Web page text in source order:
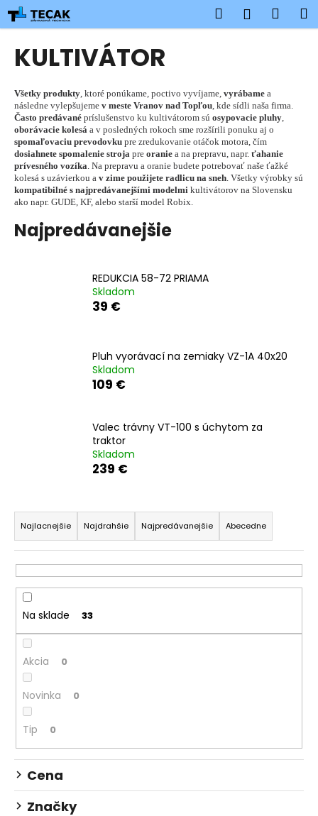
Prejsť
na
obsah
Hľadať
KULTIVÁTOR
Všetky produkty , ktoré ponúkame, poctivo vyvíjame, vyrábame a
následne vylepšujeme v meste Vranov nad Topľou , kde sídli naša firma.
Často predávané príslušenstvo ku kultivátorom sú osypovacie pluhy
oborávacie kolesá a v posledných rokoch sme rozšírili ponuku aj o
spomaľovaciu prevodovku pre zredukovanie otáčok motora, čím
dosiahnete spomalenie stroja pre oranie a na prepravu, napr. ťahanie
prívesného vozíka . Na prepravu a oranie budete potrebovať naše ťažké
kolesá s uzávierkou a v zime použijete radlicu na sneh . Všetky výrobky sú
kompatibilné s najpredávanejšími modelmi kultivátorov na Slovensku
ako napr. GUDE, KF, alebo starší model Robix.
Najpredávanejšie
REDUKCIA 58-72 PRIAMA
Skladom
39 €
Pluh vyorávací na zemiaky VZ-1A 40x20
Skladom
109 €
Valec trávny VT-100 s úchytom za
traktor
Skladom
239 €
R
a
d
e
n
e
p
o
d
u
t
o
v
Najlacnejšie Najdrahšie Najpredávanejšie Abecedne
Na sklade 33
Akcia 0
Novinka 0
Tip 0
Cena
Značky
K
o
o
p
o
t
r
e
b
u
j
O
d
p
o
ú
č
a
m
ŽACÍ
NÔŽ
KOSAČKY
3,50
€